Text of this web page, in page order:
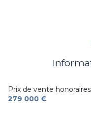
Prix de vente
279 000 €